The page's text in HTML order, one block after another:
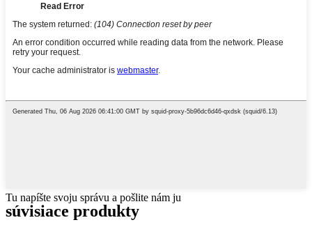
Tu napíšte svoju správu a pošlite nám ju
súvisiace produkty